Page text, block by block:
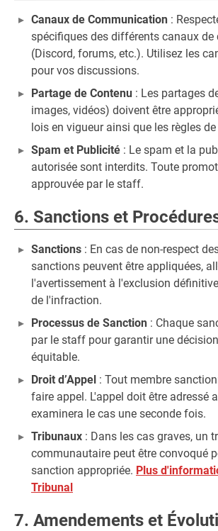
Canaux de Communication :
spécifiques des différents canaux
(Discord, forums, etc.). Utilisez les
pour vos discussions.
Partage de Contenu : Les partages
images, vidéos) doivent être
lois en vigueur ainsi que les règles
Spam et Publicité : Le spam et la
autorisée sont interdits. Toute
approuvée par le staff.
6. Sanctions et
Sanctions : En cas de non-respect
sanctions peuvent être appliquées,
l'avertissement à l'exclusion
de l'infraction.
Processus de Sanction : Chaque
par le staff pour garantir une
équitable.
Droit d’Appel : Tout membre
faire appel. L'appel doit être adressé
examinera le cas une seconde fois.
Tribunaux : Dans les cas graves, un
communautaire peut être convoqué
sanction appropriée. Plus
Tribunal
7. Amendements et